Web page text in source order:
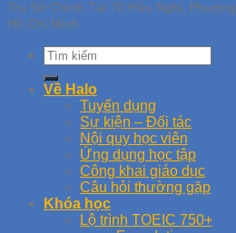
Trụ Sở Chính Tại 70 Hữu Nghị,
Hồ Chí Minh
Về Halo
Tuyển dụng
Sự kiện – Đối tác
Nội quy học viên
Ứng dụng học tập
Công khai giáo dục
Câu hỏi thường gặp
Khóa học
Lộ trình TOEIC 750+